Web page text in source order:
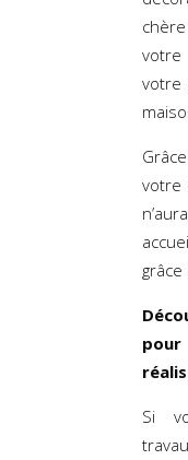
votre
votre
grâce
Si